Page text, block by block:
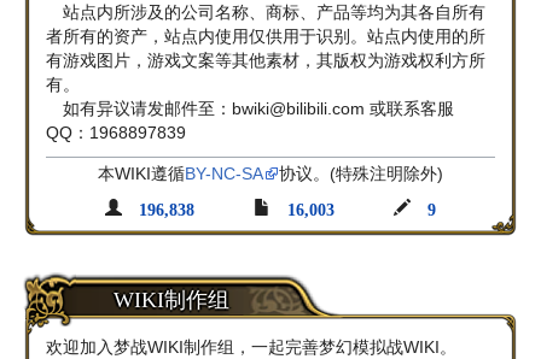
站点内所涉及的公司名称、商标、产品等均为其各自所有
者所有的资产，站点内使用仅供用于识别。站点内使用的所
有游戏图片，游戏文案等其他素材，其版权为游戏权利方所
有。
如有异议请发邮件至：bwiki@bilibili.com 或联系客服
QQ：1968897839
本WIKI遵循BY-NC-SA
协议。(特殊注明除外)
196,838
16,003 9
WIKI制作组
欢迎加入梦战WIKI制作组，一起完善梦幻模拟战WIKI。